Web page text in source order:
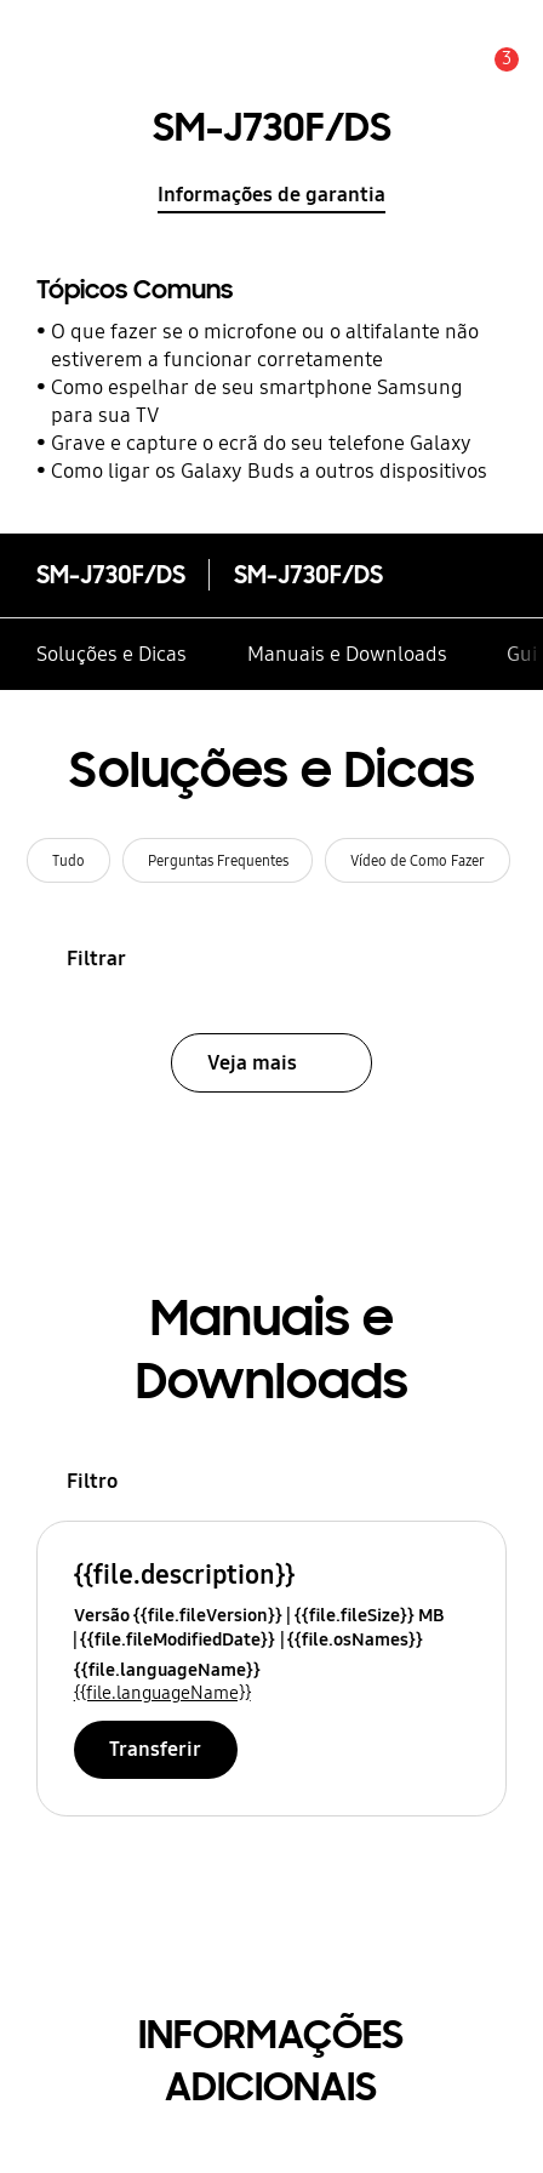
3
SM-J730F/DS
Informações de garantia
Tópicos Comuns
O que fazer se o microfone ou o altifalante não
estiverem a funcionar corretamente
Como espelhar de seu smartphone Samsung
para sua TV
Grave e capture o ecrã do seu telefone Galaxy
Como ligar os Galaxy Buds a outros dispositivos
SM-J730F/DS SM-J730F/DS
Soluções e Dicas Manuais e Downloads
Soluções e Dicas
Tudo Perguntas Frequentes Vídeo de Como Fazer
Filtrar
Veja mais
Manuais e
Downloads
Filtro
{{file.description}}
Versão {{file.fileVersion}} {{file.fileSize}} MB
{{file.fileModifiedDate}} {{file.osNames}}
{{file.languageName}}
{{file.languageName}}
Transferir
INFORMAÇÕES
ADICIONAIS